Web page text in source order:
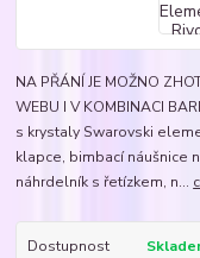
NA PŘÁNÍ JE MOŽNO
WEBU I V KOMBINACI
s krystaly Swarovski
klapce, bimbací náušnice
náhrdelník s řetízkem, n...
Dostupnost